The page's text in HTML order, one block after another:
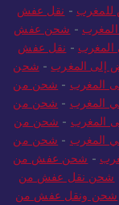
- نقل عفش
- شحن عفش
- نقل عفش
إلى المغرب - شحن
المغرب - شحن من
المغرب - شحن من
المغرب - شحن من
المغرب - شحن من
- شحن عفش من
شحن نقل عفش من
شحن ونقل عفش من